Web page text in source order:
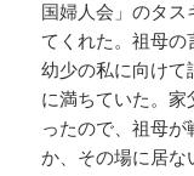
国婦人会」のタ
てくれた。祖母の
幼少の私に向け
に満ちていた。
ったので、祖母
か、その場に居な